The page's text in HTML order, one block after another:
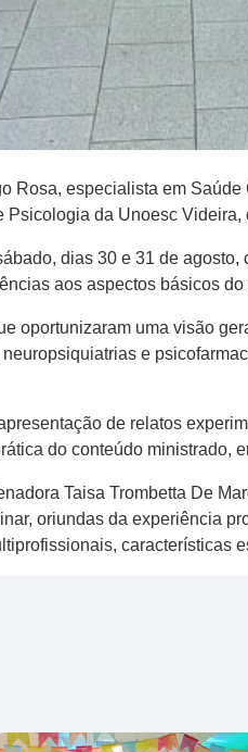
Rosa, especialista em
Psicologia da Unoesc
dias 30 e 31 de
aos aspectos básicos
oportunizaram uma visão
e
de relatos
do conteúdo ministrado,
Taisa Trombetta De
oriundas da experiência
características